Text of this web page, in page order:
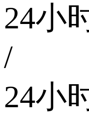
24小
/
24小